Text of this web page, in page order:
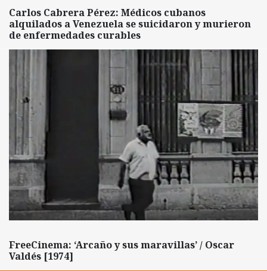
Carlos Cabrera Pérez: Médicos cubanos
alquilados a Venezuela se suicidaron y murieron
de enfermedades curables
FreeCinema: ‘Arcaño y sus maravillas’ / Oscar
Valdés [1974]